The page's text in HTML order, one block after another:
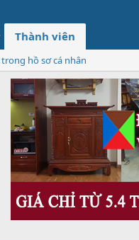
Thành viên
hồ sơ cá nhân